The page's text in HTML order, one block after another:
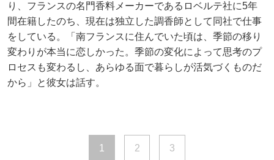
り、フランスの名門香料メーカーであるロベルテ社に5年
間在籍したのち、現在は独立した調香師として同社で仕事
をしている。「南フランスに住んでいた頃は、季節の移り
変わりが本当に恋しかった。季節の変化によって思考のプ
ロセスも変わるし、あらゆる面で暮らしが活気づくものだ
から」と彼女は話す。
1 2 3